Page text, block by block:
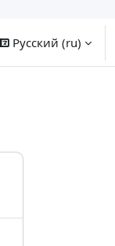
Русский ‎(ru)‎